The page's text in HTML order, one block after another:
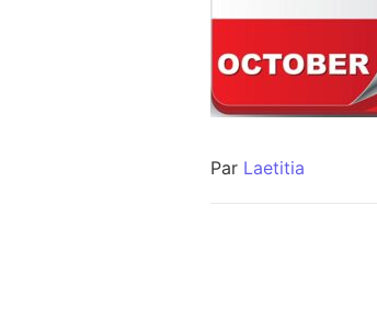
Par Laetitia